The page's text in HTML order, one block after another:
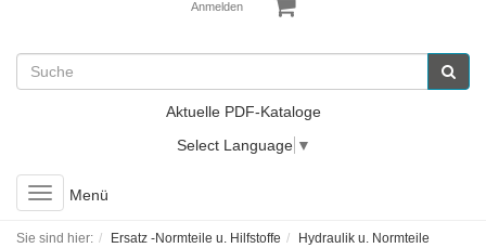
Anmelden
Aktuelle PDF-Kataloge
Select Language ▼
Toggle
navigation
Menü
Sie sind hier: Ersatz -Normteile u. Hilfstoffe
Hydraulik u. Normteile